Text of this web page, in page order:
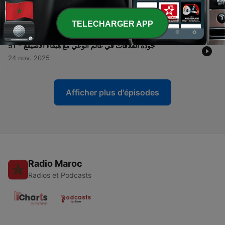
52 -
الحلقة 50 - فكرة ومايك 7 - كيف تحاور ضيفك في
البودكاست؟ مهارات وأساليب للمقابلات الناجحة
16 déc. 2025
51 - جودة العلاقات في عالم الوعي مع هيفاء الأصيقع
24 nov. 2025
Afficher plus d'épisodes
Radio Maroc
Radios et Podcasts
TELECHARGER APP